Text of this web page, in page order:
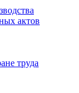
актов
труда